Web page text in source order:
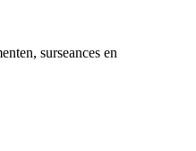
surseances en